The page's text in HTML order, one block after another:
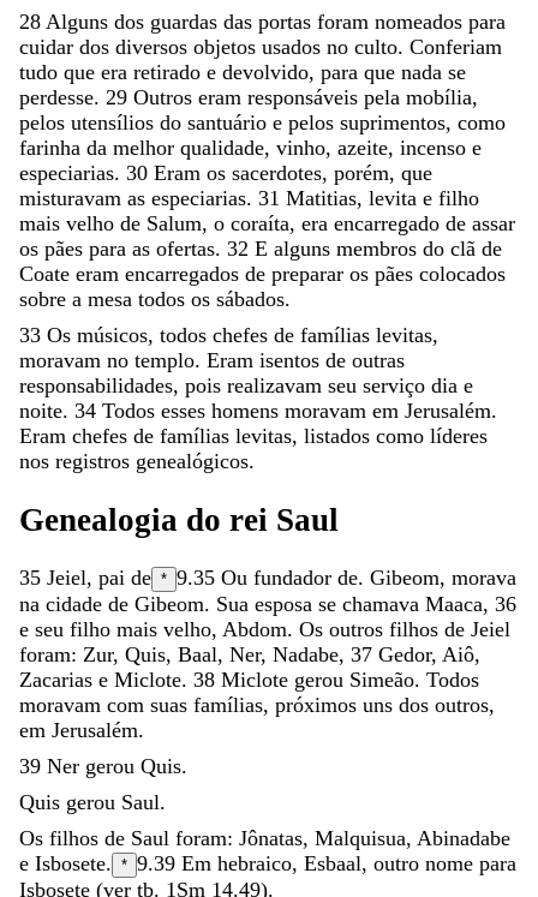
28 Alguns dos guardas das portas foram nomeados para
cuidar dos diversos objetos usados no culto. Conferiam
tudo que era retirado e devolvido, para que nada se
perdesse. 29 Outros eram responsáveis pela mobília,
pelos utensílios do santuário e pelos suprimentos, como
farinha da melhor qualidade, vinho, azeite, incenso e
especiarias. 30 Eram os sacerdotes, porém, que
misturavam as especiarias. 31 Matitias, levita e filho
mais velho de Salum, o coraíta, era encarregado de assar
os pães para as ofertas. 32 E alguns membros do clã de
Coate eram encarregados de preparar os pães colocados
sobre a mesa todos os sábados.
33 Os músicos, todos chefes de famílias levitas,
moravam no templo. Eram isentos de outras
responsabilidades, pois realizavam seu serviço dia e
noite. 34 Todos esses homens moravam em Jerusalém.
Eram chefes de famílias levitas, listados como líderes
nos registros genealógicos.
Genealogia do rei Saul
35 Jeiel, pai de * 9.35 Ou fundador de. Gibeom, morava
na cidade de Gibeom. Sua esposa se chamava Maaca, 36
e seu filho mais velho, Abdom. Os outros filhos de Jeiel
foram: Zur, Quis, Baal, Ner, Nadabe, 37 Gedor, Aiô,
Zacarias e Miclote. 38 Miclote gerou Simeão. Todos
moravam com suas famílias, próximos uns dos outros,
em Jerusalém.
39 Ner gerou Quis.
Quis gerou Saul.
Os filhos de Saul foram: Jônatas, Malquisua, Abinadabe
e Isbosete. * 9.39 Em hebraico, Esbaal, outro nome para
Isbosete (ver tb. 1Sm 14.49).